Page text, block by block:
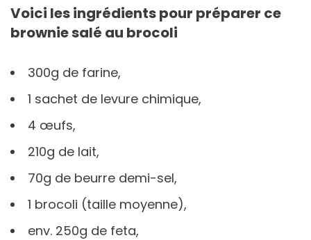
Voici les ingrédients pour préparer ce
brownie salé au brocoli
300g de farine,
1 sachet de levure chimique,
4 œufs,
210g de lait,
70g de beurre demi-sel,
1 brocoli (taille moyenne),
env. 250g de feta,